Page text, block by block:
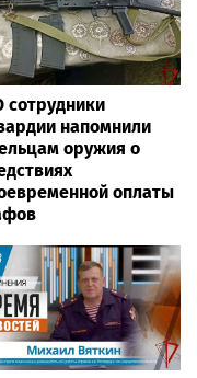
сотрудники
напомнили
оружия о
оплаты